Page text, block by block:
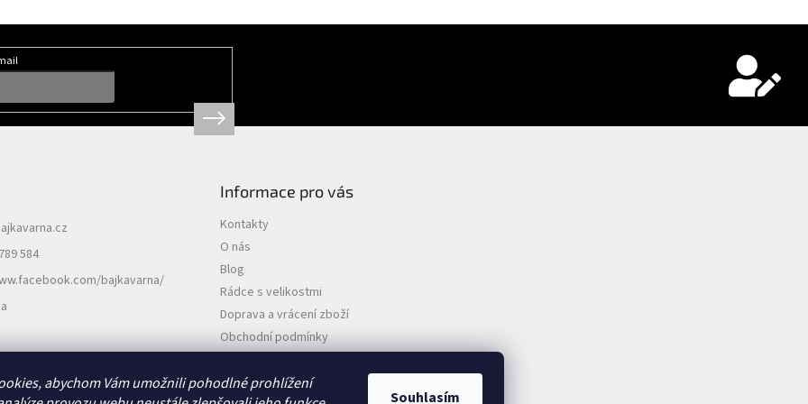
abychom Vám umožnili pohodlné prohlížení
Souhlasím
584
bajkavarna/
Informace pro vás
Kontakty
O nás
Blog
Rádce s velikostmi
Doprava a vrácení zboží
Obchodní podmínky